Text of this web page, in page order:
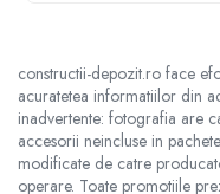
constructii-depozit.ro face
acuratetea informatiilor din
inadvertente: fotografia are
accesorii neincluse in
modificate de catre
operare. Toate promotiile